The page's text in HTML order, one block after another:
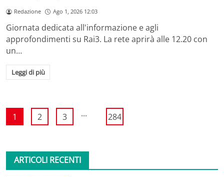
Redazione Ago 1, 2026 12:03
Giornata dedicata all'informazione e agli
approfondimenti su Rai3. La rete aprirà alle 12.20 con
un…
Leggi di più
1 2 3 ... 284
ARTICOLI RECENTI